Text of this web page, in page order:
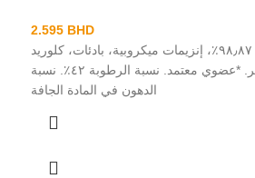
2.595 BHD
حليب ماعز* ٩٨٫٨٧٪، إنزيمات ميكروبية، بادئات، كلوريد
الكالسيوم، ملح البحر. *عضوي معتمد. نسبة الرطوبة ٤٢٪. نسبة
الدهون في المادة الجافة